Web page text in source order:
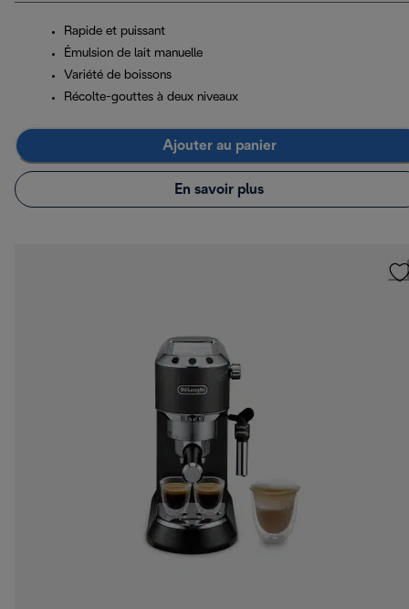
Rapide et puissant
Émulsion de lait manuelle
Variété de boissons
Récolte-gouttes à deux niveaux
Ajouter au panier
En savoir plus